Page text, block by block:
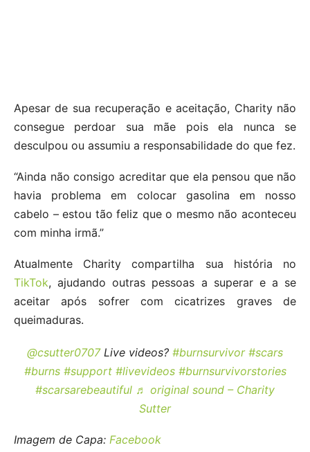
Apesar de sua recuperação e aceitação, Charity não
consegue perdoar sua mãe pois ela nunca se
desculpou ou assumiu a responsabilidade do que fez.
“Ainda não consigo acreditar que ela pensou que não
havia problema em colocar gasolina em nosso
cabelo – estou tão feliz que o mesmo não aconteceu
com minha irmã.”
Atualmente Charity compartilha sua história no
TikTok, ajudando outras pessoas a superar e a se
aceitar após sofrer com cicatrizes graves de
queimaduras.
@csutter0707Live videos? #burnsurvivor #scars
#burns #support #livevideos #burnsurvivorstories
#scarsarebeautiful ♬ original sound – Charity
Sutter
Imagem de Capa: Facebook